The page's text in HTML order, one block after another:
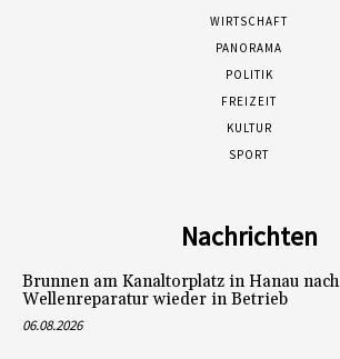
WIRTSCHAFT
PANORAMA
POLITIK
FREIZEIT
KULTUR
SPORT
Nachrichten
Brunnen am Kanaltorplatz in Hanau nach
Wellenreparatur wieder in Betrieb
06.08.2026